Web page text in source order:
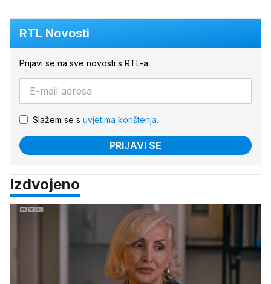
RTL Novosti
Prijavi se na sve novosti s RTL-a.
Slažem se s uvjetima korištenja.
PRIJAVI SE
Izdvojeno